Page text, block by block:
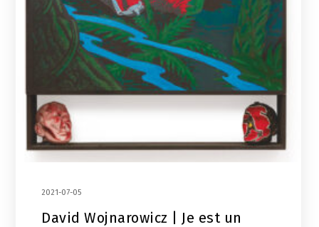
2021-07-05
David Wojnarowicz | Je est un